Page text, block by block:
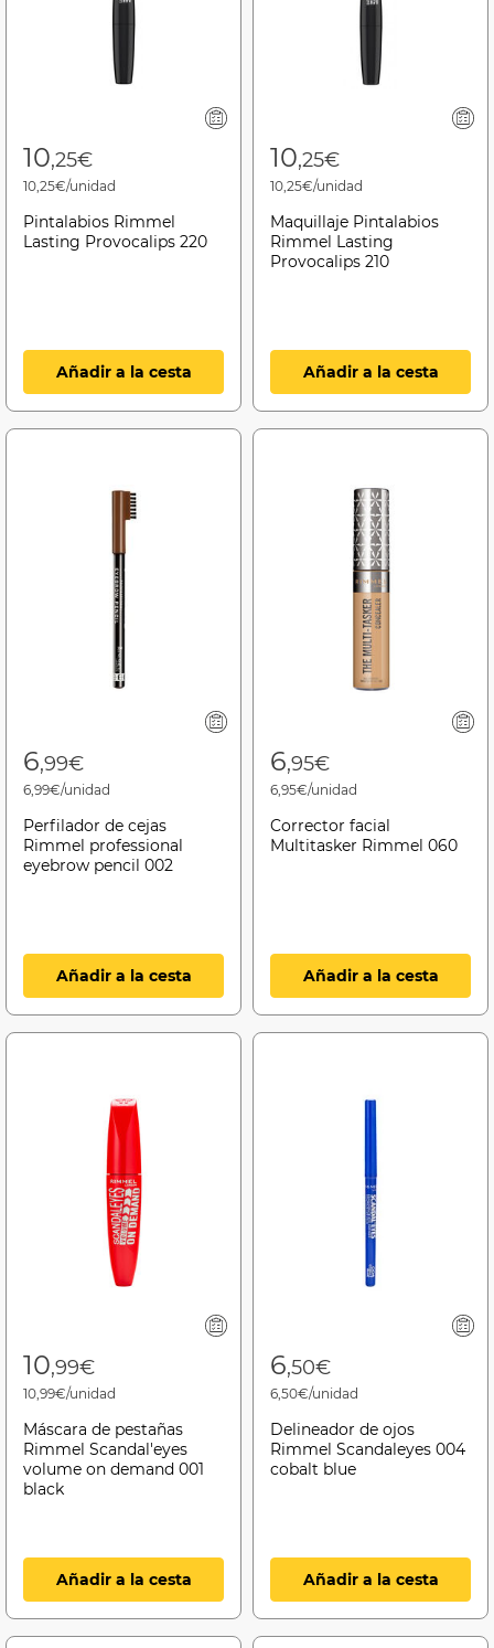
10,25€
10,25€/unidad
Pintalabios Rimmel
Lasting Provocalips 220
Añadir a la cesta
10,25€
10,25€/unidad
Maquillaje Pintalabios
Rimmel Lasting
Provocalips 210
Añadir a la cesta
6,99€
6,99€/unidad
Perfilador de cejas
Rimmel professional
eyebrow pencil 002
Añadir a la cesta
6,95€
6,95€/unidad
Corrector facial
Multitasker Rimmel 060
Añadir a la cesta
10,99€
10,99€/unidad
Máscara de pestañas
Rimmel Scandal'eyes
volume on demand 001
black
Añadir a la cesta
6,50€
6,50€/unidad
Delineador de ojos
Rimmel Scandaleyes 004
cobalt blue
Añadir a la cesta